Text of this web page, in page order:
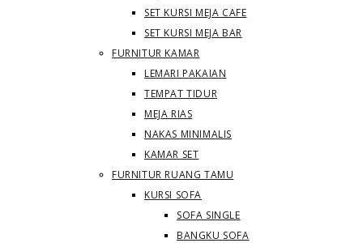
SET KURSI MEJA CAFE
SET KURSI MEJA BAR
FURNITUR KAMAR
LEMARI PAKAIAN
TEMPAT TIDUR
MEJA RIAS
NAKAS MINIMALIS
KAMAR SET
FURNITUR RUANG TAMU
KURSI SOFA
SOFA SINGLE
BANGKU SOFA